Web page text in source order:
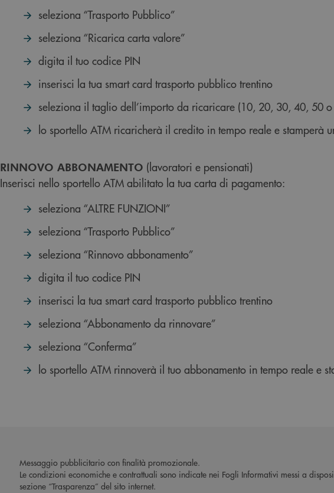
seleziona “Trasporto Pubblico”
seleziona “Ricarica carta valore”
digita il tuo codice PIN
inserisci la tua smart card trasporto pubblico trentino
seleziona il taglio dell’importo da ricaricare (10, 20, 30, 40, 50
lo sportello ATM ricaricherà il credito in tempo reale e stamperà
RINNOVO ABBONAMENTO (lavoratori e pensionati)
Inserisci nello sportello ATM abilitato la tua carta di pagamento:
seleziona “ALTRE FUNZIONI”
seleziona “Trasporto Pubblico”
seleziona “Rinnovo abbonamento”
digita il tuo codice PIN
inserisci la tua smart card trasporto pubblico trentino
seleziona “Abbonamento da rinnovare”
seleziona “Conferma”
lo sportello ATM rinnoverà il tuo abbonamento in tempo reale e
Messaggio pubblicitario con finalità promozionale.
Le condizioni economiche e contrattuali sono indicate nei Fogli Informativi messi a
sezione “Trasparenza” del sito internet.